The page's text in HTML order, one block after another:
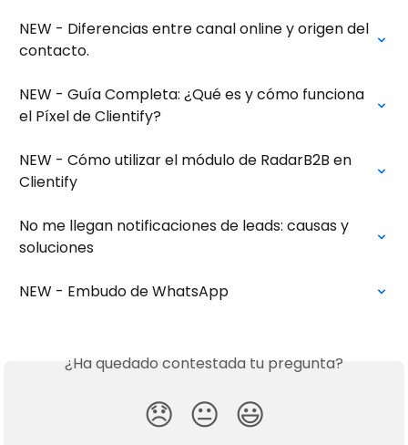
NEW - Diferencias entre canal online y origen del
contacto.
NEW - Guía Completa: ¿Qué es y cómo funciona
el Píxel de Clientify?
NEW - Cómo utilizar el módulo de RadarB2B en
Clientify
No me llegan notificaciones de leads: causas y
soluciones
NEW - Embudo de WhatsApp
¿Ha quedado contestada tu pregunta?
😞 😐 😃